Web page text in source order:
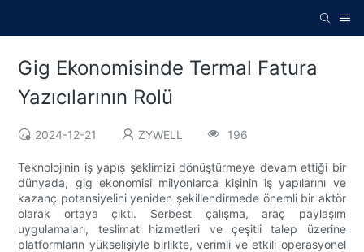
Gig Ekonomisinde Termal Fatura
Yazıcılarının Rolü
2024-12-21 ZYWELL 196
Teknolojinin iş yapış şeklimizi dönüştürmeye devam ettiği bir
dünyada, gig ekonomisi milyonlarca kişinin iş yapılarını ve
kazanç potansiyelini yeniden şekillendirmede önemli bir aktör
olarak ortaya çıktı. Serbest çalışma, araç paylaşım
uygulamaları, teslimat hizmetleri ve çeşitli talep üzerine
platformların yükselişiyle birlikte, verimli ve etkili operasyonel